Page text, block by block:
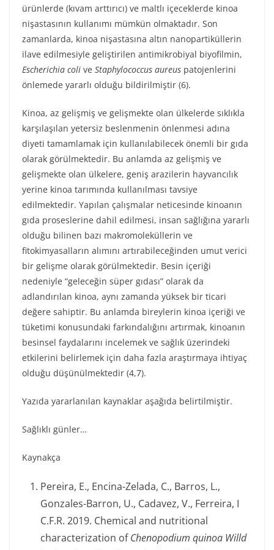
ürünlerde (kıvam arttırıcı) ve maltlı içeceklerde kinoa
nişastasının kullanımı mümkün olmaktadır. Son
zamanlarda, kinoa nişastasına altın nanopartiküllerin
ilave edilmesiyle geliştirilen antimikrobiyal biyofilmin,
Escherichia coli ve Staphylococcus aureus patojenlerini
önlemede yararlı olduğu bildirilmiştir (6).
Kinoa, az gelişmiş ve gelişmekte olan ülkelerde sıklıkla
karşılaşılan yetersiz beslenmenin önlenmesi adına
diyeti tamamlamak için kullanılabilecek önemli bir gıda
olarak görülmektedir. Bu anlamda az gelişmiş ve
gelişmekte olan ülkelere, geniş arazilerin hayvancılık
yerine kinoa tarımında kullanılması tavsiye
edilmektedir. Yapılan çalışmalar neticesinde kinoanın
gıda proseslerine dahil edilmesi, insan sağlığına yararlı
olduğu bilinen bazı makromoleküllerin ve
fitokimyasalların alımını artırabileceğinden umut verici
bir gelişme olarak görülmektedir. Besin içeriği
nedeniyle “geleceğin süper gıdası” olarak da
adlandırılan kinoa, aynı zamanda yüksek bir ticari
değere sahiptir. Bu anlamda bireylerin kinoa içeriği ve
tüketimi konusundaki farkındalığını artırmak, kinoanın
besinsel faydalarını incelemek ve sağlık üzerindeki
etkilerini belirlemek için daha fazla araştırmaya ihtiyaç
olduğu düşünülmektedir (4,7).
Yazıda yararlanılan kaynaklar aşağıda belirtilmiştir.
Sağlıklı günler…
Kaynakça
Pereira, E., Encina-Zelada, C., Barros, L.,
Gonzales-Barron, U., Cadavez, V., Ferreira, I
C.F.R. 2019. Chemical and nutritional
characterization ofChenopodium quinoa Willd